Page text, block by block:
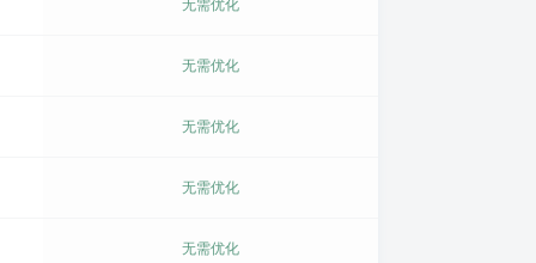
无需优化
无需优化
无需优化
无需优化